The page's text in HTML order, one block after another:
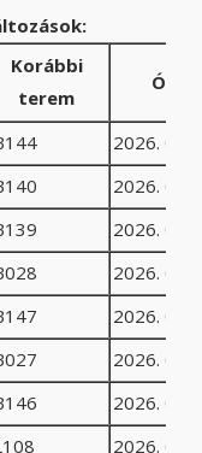
Korábbi
terem
Óra
2026. 03.
2026. 03.
2026. 03.
2026. 03.
2026. 03.
2026. 03.
2026. 03.
2026. 03.